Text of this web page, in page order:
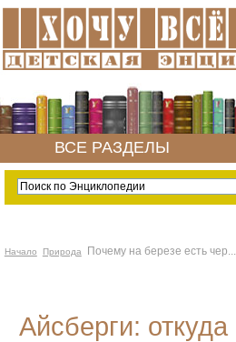
ВСЕ РАЗДЕЛЫ
Начало Природа Почему на березе есть чер...
Айсберги: